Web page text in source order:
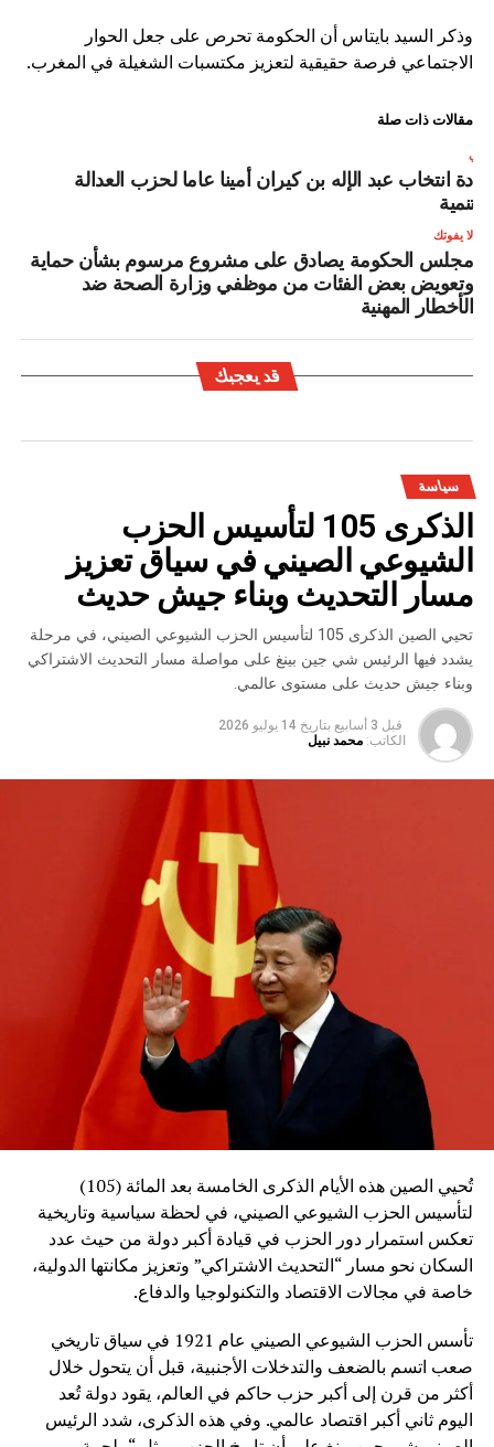
وذكر السيد بايتاس أن الحكومة تحرص على جعل الحوار
الاجتماعي فرصة حقيقية لتعزيز مكتسبات الشغيلة في المغرب.
مقالات ذات صلة
انتخاب عبد الإله بن كيران أمينا عاما لحزب العدالة
لا يفوتك
مجلس الحكومة يصادق على مشروع مرسوم بشأن حماية
وتعويض بعض الفئات من موظفي وزارة الصحة ضد
الأخطار المهنية
قد يعجبك
سياسة
الذكرى 105 لتأسيس الحزب
الشيوعي الصيني في سياق تعزيز
مسار التحديث وبناء جيش حديث
تحيي الصين الذكرى 105 لتأسيس الحزب الشيوعي الصيني، في مرحلة
يشدد فيها الرئيس شي جين بينغ على مواصلة مسار التحديث الاشتراكي
وبناء جيش حديث على مستوى عالمي.
قبل 3 أسابيع بتاريخ 14 يوليو 2026
الكاتب: محمد نبيل
تُحيي الصين هذه الأيام الذكرى الخامسة بعد المائة (105)
لتأسيس الحزب الشيوعي الصيني، في لحظة سياسية وتاريخية
تعكس استمرار دور الحزب في قيادة أكبر دولة من حيث عدد
السكان نحو مسار “التحديث الاشتراكي” وتعزيز مكانتها الدولية،
خاصة في مجالات الاقتصاد والتكنولوجيا والدفاع.
تأسس الحزب الشيوعي الصيني عام 1921 في سياق تاريخي
صعب اتسم بالضعف والتدخلات الأجنبية، قبل أن يتحول خلال
أكثر من قرن إلى أكبر حزب حاكم في العالم، يقود دولة تُعد
اليوم ثاني أكبر اقتصاد عالمي. وفي هذه الذكرى، شدد الرئيس